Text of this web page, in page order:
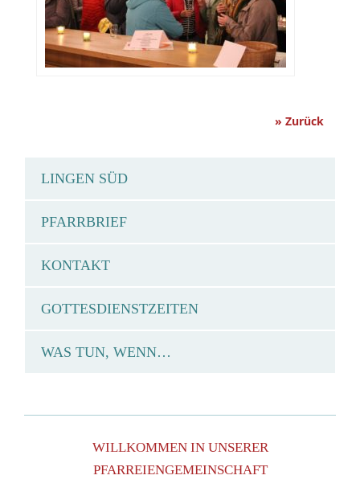
» Zurück
LINGEN SÜD
PFARRBRIEF
KONTAKT
GOTTESDIENSTZEITEN
WAS TUN, WENN…
WILLKOMMEN IN UNSERER
PFARREIENGEMEINSCHAFT